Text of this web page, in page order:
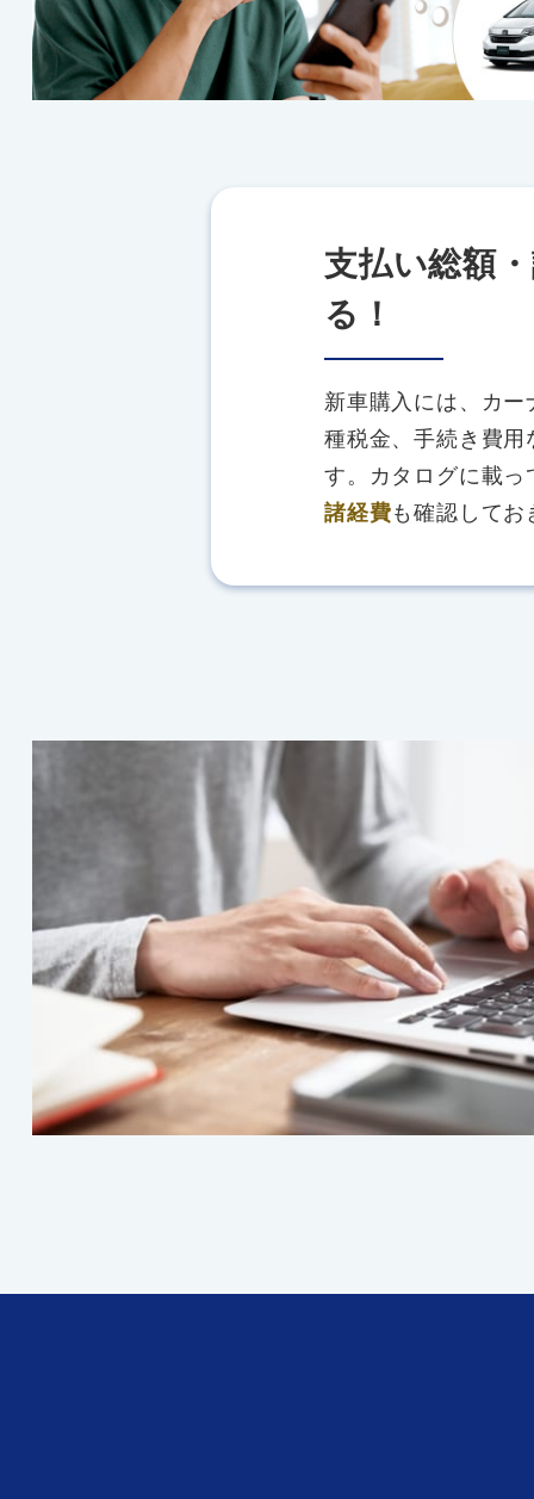
支払い総額
る！
新車購入には、カ
種税金、手続き費
す。カタログに載っ
諸経費も確認して